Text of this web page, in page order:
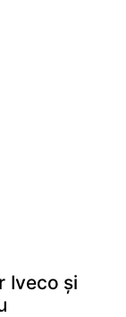
Iveco și